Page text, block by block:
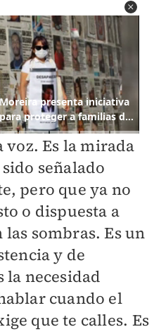
voz. Es la mirada
señalado
pero que ya no
o dispuesta a
las sombras. Es un
y de
la necesidad
cuando el
que te calles. Es